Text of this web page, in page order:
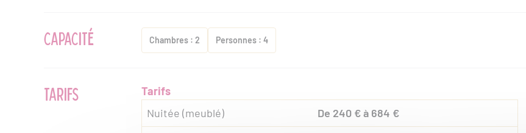
CAPACITÉ Chambres : 2 Personnes : 4
TARIFS
Tarifs
Nuitée (meublé)
De 240 € à 684 €